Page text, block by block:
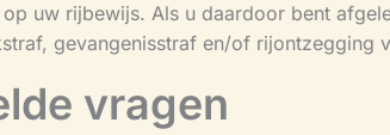
uw rijbewijs. Als u daardoor bent
gevangenisstraf en/of rijontzegging
vragen